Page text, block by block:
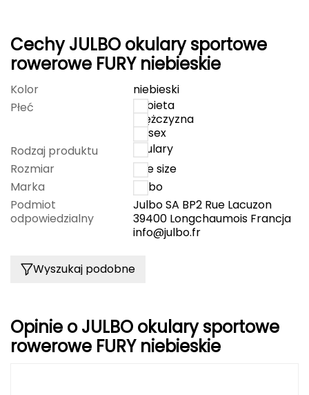
Elmer by Swany
Extremities
FASHY
G
GSI Outdoors
Gerber
Cechy JULBO okulary sportowe
rowerowe FURY niebieskie
Kolor
niebieski
Płeć
kobieta
mężczyzna
unisex
Rodzaj produktu
okulary
Rozmiar
one size
Marka
Julbo
Podmiot
odpowiedzialny
Julbo SA BP2 Rue Lacuzon
39400 Longchaumois Francja
info@julbo.fr
Wyszukaj podobne
Opinie o JULBO okulary sportowe
rowerowe FURY niebieskie